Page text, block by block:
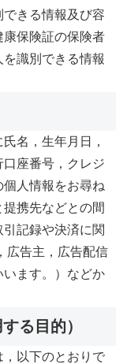
きる情報及び容
保険証の保険者
識別できる情報
名，生年月日，
座番号，クレジ
人情報をお尋ね
携先などとの間
記録や決済に関
広告主，広告配信
います。）などか
る目的）
以下のとおりで